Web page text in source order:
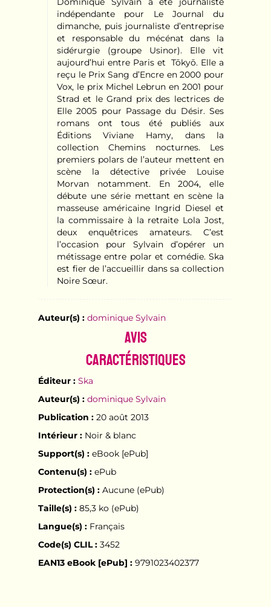
indépendante pour Le Journal du
dimanche, puis journaliste d’entreprise
et responsable du mécénat dans la
sidérurgie (groupe Usinor). Elle vit
aujourd’hui entre Paris et Tōkyō. Elle a
reçu le Prix Sang d’Encre en 2000 pour
Vox, le prix Michel Lebrun en 2001 pour
Strad et le Grand prix des lectrices de
Elle 2005 pour Passage du Désir. Ses
romans ont tous été publiés aux
Éditions Viviane Hamy, dans la
collection Chemins nocturnes. Les
premiers polars de l’auteur mettent en
scène la détective privée Louise
Morvan notamment. En 2004, elle
débute une série mettant en scène la
masseuse américaine Ingrid Diesel et
la commissaire à la retraite Lola Jost,
deux enquêtrices amateurs. C’est
l’occasion pour Sylvain d’opérer un
métissage entre polar et comédie. Ska
est fier de l’accueillir dans sa collection
Noire Sœur.
Auteur(s) : dominique Sylvain
Avis
Caractéristiques
Éditeur : Ska
Auteur(s) : dominique Sylvain
Publication :20 août 2013
Intérieur :Noir & blanc
Support(s) :eBook [ePub]
Contenu(s) :ePub
Protection(s) :Aucune (ePub)
Taille(s) :85,3 ko (ePub)
Langue(s) :Français
Code(s) CLIL :3452
EAN13 eBook [ePub] :9791023402377